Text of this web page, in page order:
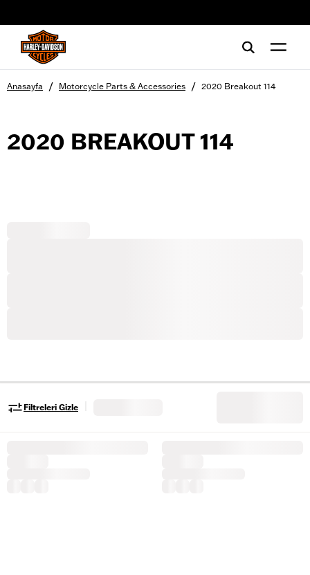
Anasayfa / Motorcycle Parts & Accessories / 2020 Breakout 114
2020 BREAKOUT 114
Filtreleri Gizle